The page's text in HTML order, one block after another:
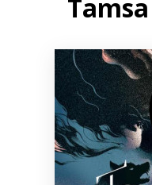
ELVIS atvyksta
Naujienos
Bibliotekoms